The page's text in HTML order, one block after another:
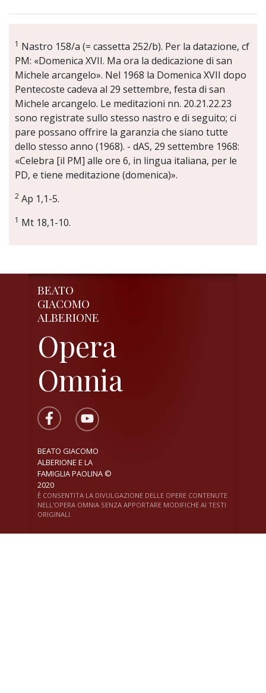
1 Nastro 158/a (= cassetta 252/b). Per la datazione, cf
PM: «Domenica XVII. Ma ora la dedicazione di san
Michele arcangelo». Nel 1968 la Domenica XVII dopo
Pentecoste cadeva al 29 settembre, festa di san
Michele arcangelo. Le meditazioni nn. 20.21.22.23
sono registrate sullo stesso nastro e di seguito; ci
pare possano offrire la garanzia che siano tutte
dello stesso anno (1968). - dAS, 29 settembre 1968:
«Celebra [il PM] alle ore 6, in lingua italiana, per le
PD, e tiene meditazione (domenica)».
2 Ap 1,1-5.
1 Mt 18,1-10.
BEATO
GIACOMO
ALBERIONE
Opera
Omnia
BEATO GIACOMO
ALBERIONE E LA
FAMIGLIA PAOLINA ©
2020
È CONSENTITA LA DIVULGAZIONE DELLE OPERE CONTENUTE
NELL'OPERA OMNIA SENZA APPORTARE MODIFICHE AI TESTI
ORIGINALI.